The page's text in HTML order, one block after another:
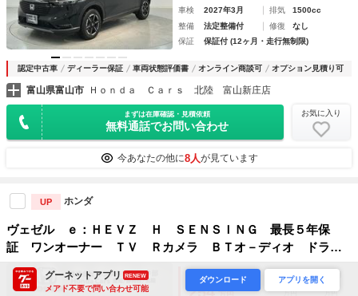
車検
2027年3月 排気
1500cc
整備
法定整備付 修復
なし
保証
保証付 (12ヶ月・走行無制限)
認定中古車 ディーラー保証 車両状態評価書 オンライン商談可 オプション見積り可
富山県富山市 Ｈｏｎｄａ Ｃａｒｓ 北陸 富山新庄店
まずは在庫確認・見積依頼
無料通話でお問い合わせ
お気に入り
今あなたの他に8人が見ています
UP ホンダ
ヴェゼル ｅ：ＨＥＶＺ Ｈ ＳＥＮＳＩＮＧ 最長５年保
証 ワンオーナー ＴＶ Ｒカメラ ＢＴオ－ディオ ドラレ
コ ＥＴＣ ＬＥＤライト ＶＳＡ シートヒーター クルコ
ン Ｐテールゲート アルミ フォグ スマートキー ＡＡＣ
254
本体価格
243.8
万円
10.2
万円
グーネットアプリ RENEW
メアド不要で問い合わせ可能
ダウンロード アプリを開く